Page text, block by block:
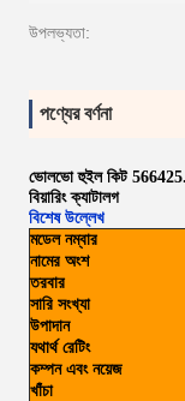
উপলভ্যতা:
পণ্যের বর্ণনা
ভোলভো হুইল কিট
বিয়ারিং ক্যাটালগ
বিশেষ উল্লেখ
মডেল নম্বার
নামের অংশ
তরবার
সারি সংখ্যা
উপাদান
যথার্থ রেটিং
কম্পন এবং নয়েজ
খাঁচা